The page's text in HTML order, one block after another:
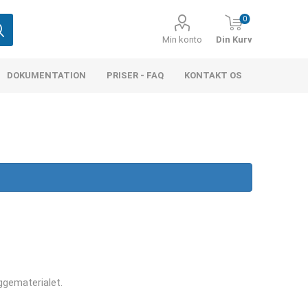
Min konto
0
Din Kurv
DOKUMENTATION PRISER - FAQ KONTAKT OS